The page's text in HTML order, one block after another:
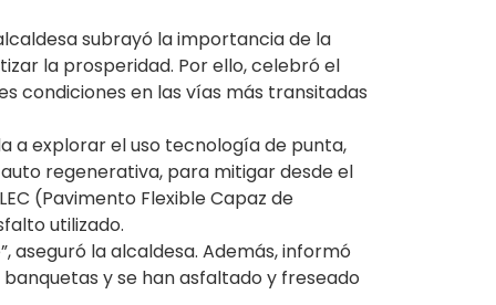
subrayó la importancia de la
la prosperidad. Por ello, celebró el
condiciones en las vías más transitadas
a explorar el uso tecnología de punta,
regenerativa, para mitigar desde el
(Pavimento Flexible Capaz de
utilizado.
aseguró la alcaldesa. Además, informó
y se han asfaltado y freseado